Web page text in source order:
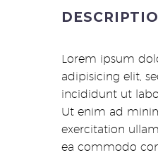
Lorem ipsum
adipisicing elit,
incididunt ut
Ut enim ad
exercitation
ea commodo